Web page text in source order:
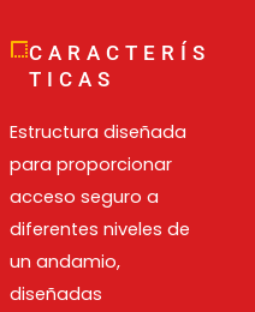
CARACTERÍS
TICAS
Estructura diseñada
para proporcionar
acceso seguro a
diferentes niveles de
un andamio,
diseñadas